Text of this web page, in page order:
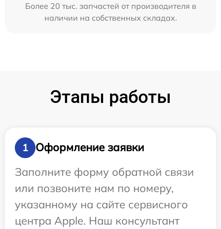
Более 20 тыс. запчастей от производителя в
наличии на собственных складах.
Этапы работы
1
Оформление заявки
Заполните форму обратной связи
или позвоните нам по номеру,
указанному на сайте сервисного
центра Apple. Наш консультант